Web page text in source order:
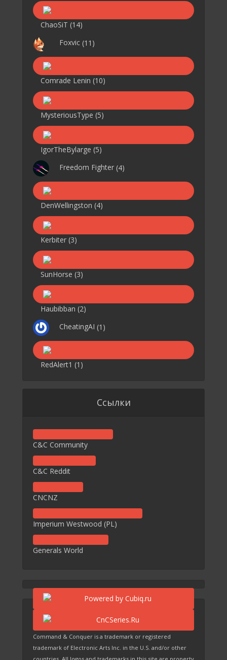
ChaoSiT (14)
Foxvic (11)
Comrade Lenin (10)
MysteriousType (5)
IgorTheBylarge (5)
Freedom Fighter (4)
DenWellingston (4)
Kerbiter (3)
SunHorse (3)
Haubibban (2)
CheatingAI (1)
RedAlert1 (1)
Ссылки
C&C Community
C&C Reddit
CNCNZ
Imperium Westwood (PL)
Generals World
Command & Conquer is a trademark or registered
trademark of Electronic Arts Inc. in the U.S. and/or other
countries. All logos and trademarks in this site are property